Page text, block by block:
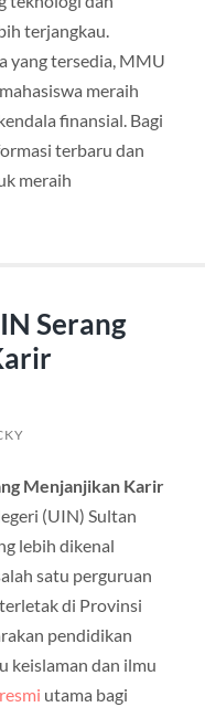
terjangkau.
yang tersedia, MMU
meraih
finansial. Bagi
terbaru dan
meraih
Serang
Menjanjikan Karir
(UIN) Sultan
lebih dikenal
satu perguruan
di Provinsi
pendidikan
keislaman dan ilmu
utama bagi